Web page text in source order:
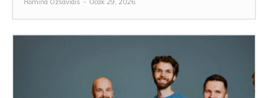
Romina Özsavidis - Ocak 29, 2026